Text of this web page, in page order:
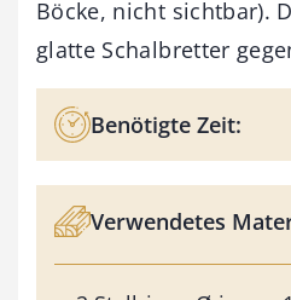
Böcke, nicht sichtbar).
glatte Schalbretter
Benötigte Zeit:
Verwendetes